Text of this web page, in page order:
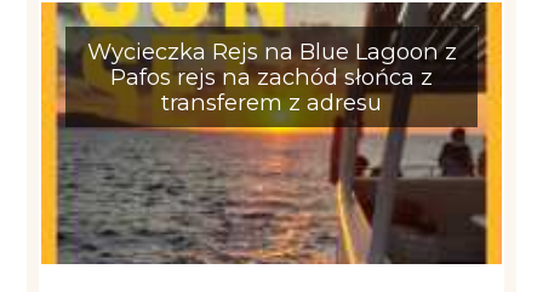
Wycieczka Rejs na Blue Lagoon z
Pafos rejs na zachód słońca z
transferem z adresu